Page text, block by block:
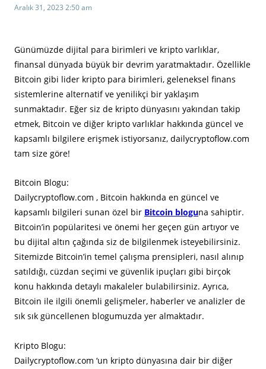
Aralık 31, 2023 2:50 am
Günümüzde dijital para birimleri ve kripto varlıklar,
finansal dünyada büyük bir devrim yaratmaktadır. Özellikle
Bitcoin gibi lider kripto para birimleri, geleneksel finans
sistemlerine alternatif ve yenilikçi bir yaklaşım
sunmaktadır. Eğer siz de kripto dünyasını yakından takip
etmek, Bitcoin ve diğer kripto varlıklar hakkında güncel ve
kapsamlı bilgilere erişmek istiyorsanız, dailycryptoflow.com
tam size göre!
Bitcoin Blogu:
Dailycryptoflow.com , Bitcoin hakkında en güncel ve
kapsamlı bilgileri sunan özel bir Bitcoin bloguna sahiptir.
Bitcoin’in popülaritesi ve önemi her geçen gün artıyor ve
bu dijital altın çağında siz de bilgilenmek isteyebilirsiniz.
Sitemizde Bitcoin’in temel çalışma prensipleri, nasıl alınıp
satıldığı, cüzdan seçimi ve güvenlik ipuçları gibi birçok
konu hakkında detaylı makaleler bulabilirsiniz. Ayrıca,
Bitcoin ile ilgili önemli gelişmeler, haberler ve analizler de
sık sık güncellenen blogumuzda yer almaktadır.
Kripto Blogu:
Dailycryptoflow.com ‘un kripto dünyasına dair bir diğer